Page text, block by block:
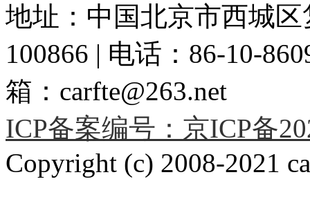
地址：中国北京市西城
100866 | 电话：86-10-
箱：carfte@263.net
ICP备案编号：京ICP备
Copyright (c) 2008-2021